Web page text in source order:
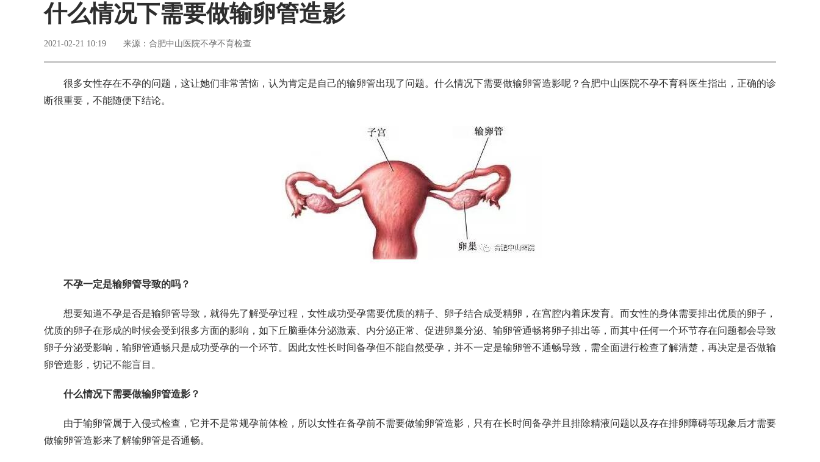
什么情况下需要做输卵管造影
2021-02-21 10:19 来源：合肥中山医院不孕不育检查
很多女性存在不孕的问题，这让她们非常苦恼，认为肯定是自己的输卵管出现了问题。什么情况下需要做输卵管造影呢？合肥中山医院不孕不育科医生指出，正确的诊
断很重要，不能随便下结论。
不孕一定是输卵管导致的吗？
想要知道不孕是否是输卵管导致，就得先了解受孕过程，女性成功受孕需要优质的精子、卵子结合成受精卵，在宫腔内着床发育。而女性的身体需要排出优质的卵子，
优质的卵子在形成的时候会受到很多方面的影响，如下丘脑垂体分泌激素、内分泌正常、促进卵巢分泌、输卵管通畅将卵子排出等，而其中任何一个环节存在问题都会导致
卵子分泌受影响，输卵管通畅只是成功受孕的一个环节。因此女性长时间备孕但不能自然受孕，并不一定是输卵管不通畅导致，需全面进行检查了解清楚，再决定是否做输
卵管造影，切记不能盲目。
什么情况下需要做输卵管造影？
由于输卵管属于入侵式检查，它并不是常规孕前体检，所以女性在备孕前不需要做输卵管造影，只有在长时间备孕并且排除精液问题以及存在排卵障碍等现象后才需要
做输卵管造影来了解输卵管是否通畅。